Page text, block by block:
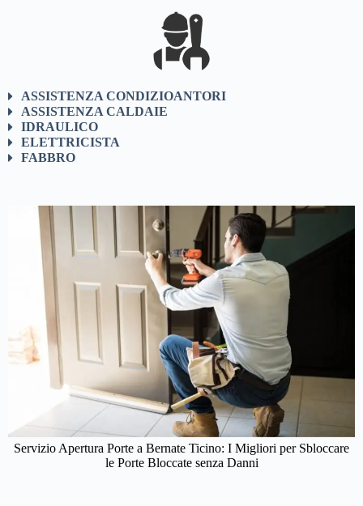
ASSISTENZA CONDIZIOANTORI
ASSISTENZA CALDAIE
IDRAULICO
ELETTRICISTA
FABBRO
Servizio Apertura Porte a Bernate Ticino: I Migliori per Sbloccare
le Porte Bloccate senza Danni